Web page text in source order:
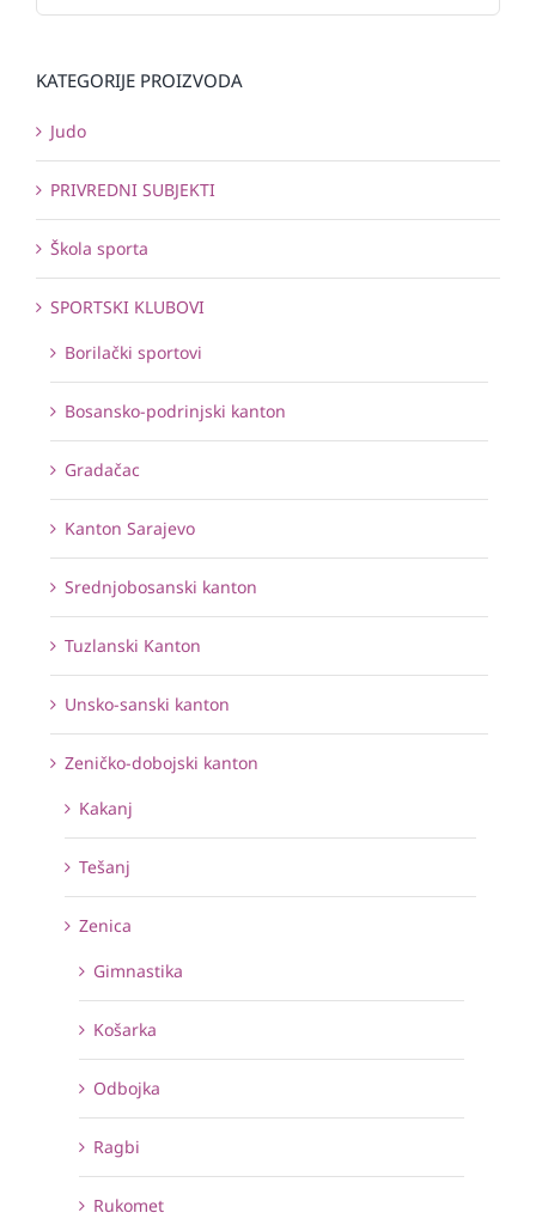
KATEGORIJE PROIZVODA
Judo
PRIVREDNI SUBJEKTI
Škola sporta
SPORTSKI KLUBOVI
Borilački sportovi
Bosansko-podrinjski kanton
Gradačac
Kanton Sarajevo
Srednjobosanski kanton
Tuzlanski Kanton
Unsko-sanski kanton
Zeničko-dobojski kanton
Kakanj
Tešanj
Zenica
Gimnastika
Košarka
Odbojka
Ragbi
Rukomet